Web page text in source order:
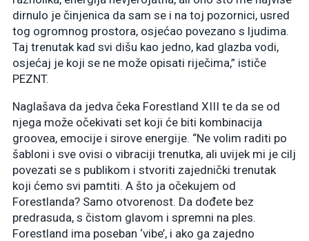
dirnulo je činjenica da sam se i na toj pozornici, usred
tog ogromnog prostora, osjećao povezano s ljudima.
Taj trenutak kad svi dišu kao jedno, kad glazba vodi,
osjećaj je koji se ne može opisati riječima,” ističe
PEZNT.
Naglašava da jedva čeka Forestland XIII te da se od
njega može očekivati set koji će biti kombinacija
groovea, emocije i sirove energije. “Ne volim raditi po
šabloni i sve ovisi o vibraciji trenutka, ali uvijek mi je cilj
povezati se s publikom i stvoriti zajednički trenutak
koji ćemo svi pamtiti. A što ja očekujem od
Forestlanda? Samo otvorenost. Da dođete bez
predrasuda, s čistom glavom i spremni na ples.
Forestland ima poseban ‘vibe’, i ako ga zajedno